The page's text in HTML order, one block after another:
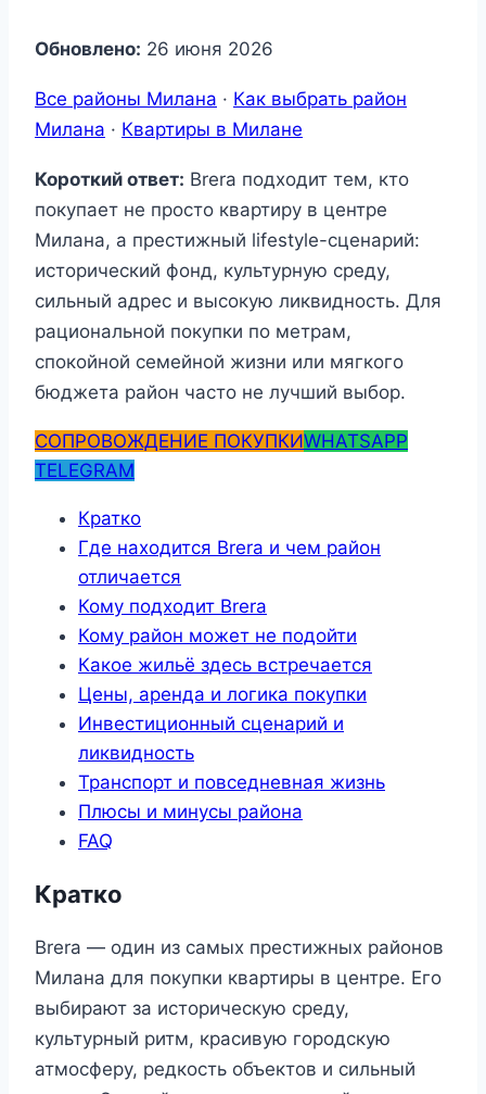
Обновлено: 26 июня 2026
Все районы Милана · Как выбрать район
Милана · Квартиры в Милане
Короткий ответ: Brera подходит тем, кто
покупает не просто квартиру в центре
Милана, а престижный lifestyle-сценарий:
исторический фонд, культурную среду,
сильный адрес и высокую ликвидность. Для
рациональной покупки по метрам,
спокойной семейной жизни или мягкого
бюджета район часто не лучший выбор.
СОПРОВОЖДЕНИЕ ПОКУПКИWHATSAPP
TELEGRAM
Кратко
Где находится Brera и чем район
отличается
Кому подходит Brera
Кому район может не подойти
Какое жильё здесь встречается
Цены, аренда и логика покупки
Инвестиционный сценарий и
ликвидность
Транспорт и повседневная жизнь
Плюсы и минусы района
FAQ
Кратко
Brera — один из самых престижных районов
Милана для покупки квартиры в центре. Его
выбирают за историческую среду,
культурный ритм, красивую городскую
атмосферу, редкость объектов и сильный